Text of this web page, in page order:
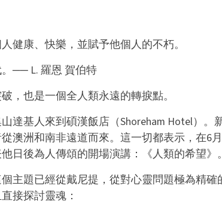
健康、快樂，並賦予他個人的不朽。
── L. 羅恩 賀伯特
，也是一個全人類永遠的轉捩點。
達基人來到碩漢飯店（Shoreham Hotel）。
澳洲和南非遠道而來。這一切都表示，在6
日後為人傳頌的開場演講：《人類的希望》。
主題已經從戴尼提，從對心靈問題極為精確
接探討靈魂：